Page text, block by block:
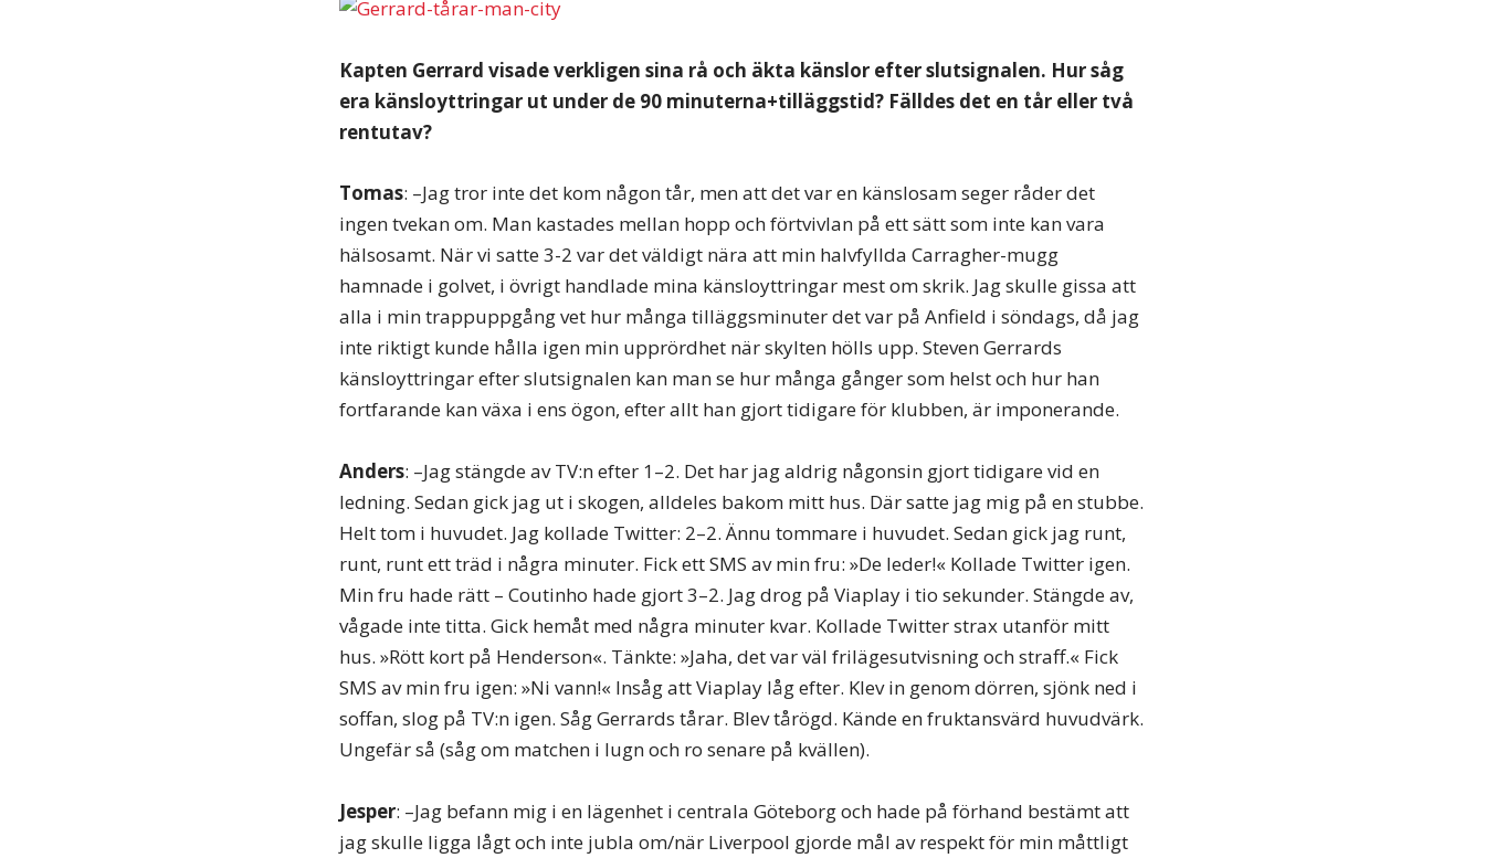
Kapten Gerrard visade verkligen sina rå och äkta känslor efter slutsignalen. Hur såg
era känsloyttringar ut under de 90 minuterna+tilläggstid? Fälldes det en tår eller två
rentutav?
Tomas: –Jag tror inte det kom någon tår, men att det var en känslosam seger råder det
ingen tvekan om. Man kastades mellan hopp och förtvivlan på ett sätt som inte kan vara
hälsosamt. När vi satte 3-2 var det väldigt nära att min halvfyllda Carragher-mugg
hamnade i golvet, i övrigt handlade mina känsloyttringar mest om skrik. Jag skulle gissa att
alla i min trappuppgång vet hur många tilläggsminuter det var på Anfield i söndags, då jag
inte riktigt kunde hålla igen min upprördhet när skylten hölls upp. Steven Gerrards
känsloyttringar efter slutsignalen kan man se hur många gånger som helst och hur han
fortfarande kan växa i ens ögon, efter allt han gjort tidigare för klubben, är imponerande.
Anders: –Jag stängde av TV:n efter 1–2. Det har jag aldrig någonsin gjort tidigare vid en
ledning. Sedan gick jag ut i skogen, alldeles bakom mitt hus. Där satte jag mig på en stubbe.
Helt tom i huvudet. Jag kollade Twitter: 2–2. Ännu tommare i huvudet. Sedan gick jag runt,
runt, runt ett träd i några minuter. Fick ett SMS av min fru: »De leder!« Kollade Twitter igen.
Min fru hade rätt – Coutinho hade gjort 3–2. Jag drog på Viaplay i tio sekunder. Stängde av,
vågade inte titta. Gick hemåt med några minuter kvar. Kollade Twitter strax utanför mitt
hus. »Rött kort på Henderson«. Tänkte: »Jaha, det var väl frilägesutvisning och straff.« Fick
SMS av min fru igen: »Ni vann!« Insåg att Viaplay låg efter. Klev in genom dörren, sjönk ned i
soffan, slog på TV:n igen. Såg Gerrards tårar. Blev tårögd. Kände en fruktansvärd huvudvärk.
Ungefär så (såg om matchen i lugn och ro senare på kvällen).
Jesper: –Jag befann mig i en lägenhet i centrala Göteborg och hade på förhand bestämt att
jag skulle ligga lågt och inte jubla om/när Liverpool gjorde mål av respekt för min måttligt